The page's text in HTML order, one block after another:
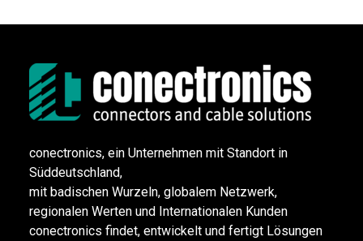
conectronics, ein Unternehmen mit Standort in
Süddeutschland,
mit badischen Wurzeln, globalem Netzwerk,
regionalen Werten und Internationalen Kunden
conectronics findet, entwickelt und fertigt Lösungen